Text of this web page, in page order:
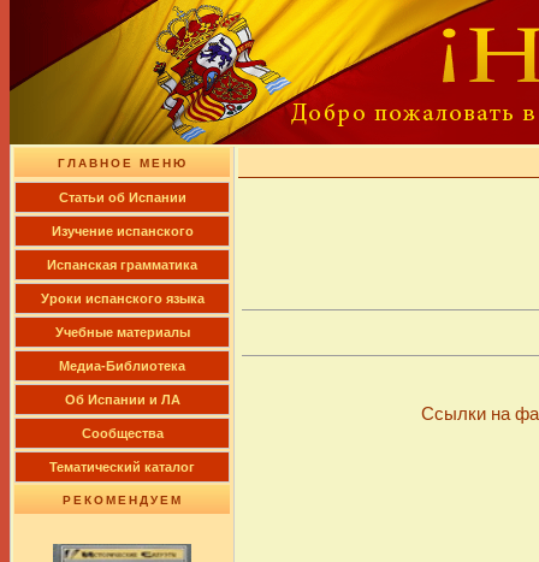
ГЛАВНОЕ МЕНЮ
Cтатьи об Испании
Изучение испанского
Испанская грамматика
Уроки испанского языка
Учебные материалы
Медиа-Библиотека
Об Испании и ЛА
Сообщества
Тематический каталог
РЕКОМЕНДУЕМ
Ссылки на